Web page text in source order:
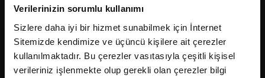
Verilerinizin sorumlu kullanımı
Sizlere daha iyi bir hizmet sunabilmek için İnternet
Sitemizde kendimize ve üçüncü kişilere ait çerezler
kullanılmaktadır. Bu çerezler vasıtasıyla çeşitli kişisel
verileriniz işlenmekte olup gerekli olan çerezler bilgi
2026Fikriyat. Tüm hakları saklıdır.